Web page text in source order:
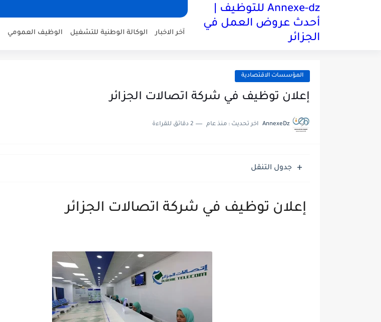
Annexe-dz للتوظيف |
أحدث عروض العمل في
الجزائر
آخر الاخبار الوكالة الوطنية للتشغيل الوظيف العمومي
المؤسسات الاقتصادية
إعلان توظيف في شركة اتصالات الجزائر
AnnexeDz اخر تحديث : منذ عام 2 دقائق للقراءة
جدول التنقل
إعلان توظيف في شركة اتصالات الجزائر